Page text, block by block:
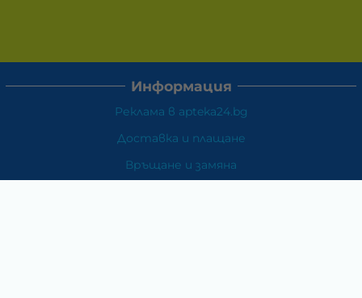
Информация
Реклама в apteka24.bg
Доставка и плащане
Връщане и замяна